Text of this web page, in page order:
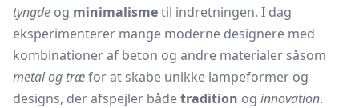
tyngde og minimalismetil indretningen. I dag
eksperimenterer mange moderne designere med
kombinationer af beton og andre materialer såsom
metal og træfor at skabe unikke lampeformer og
designs, der afspejler bådetradition og innovation.